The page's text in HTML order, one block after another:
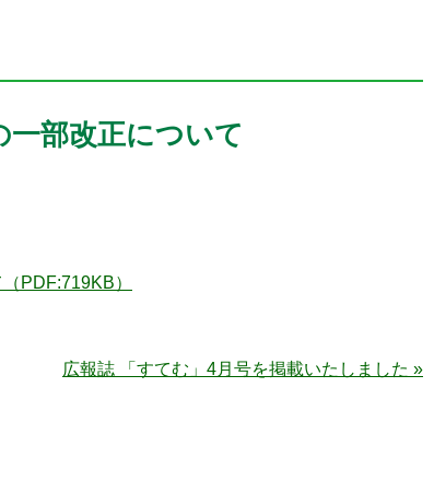
一部改正について
PDF:719KB）
広報誌 「すてむ」4月号を掲載いたしました »